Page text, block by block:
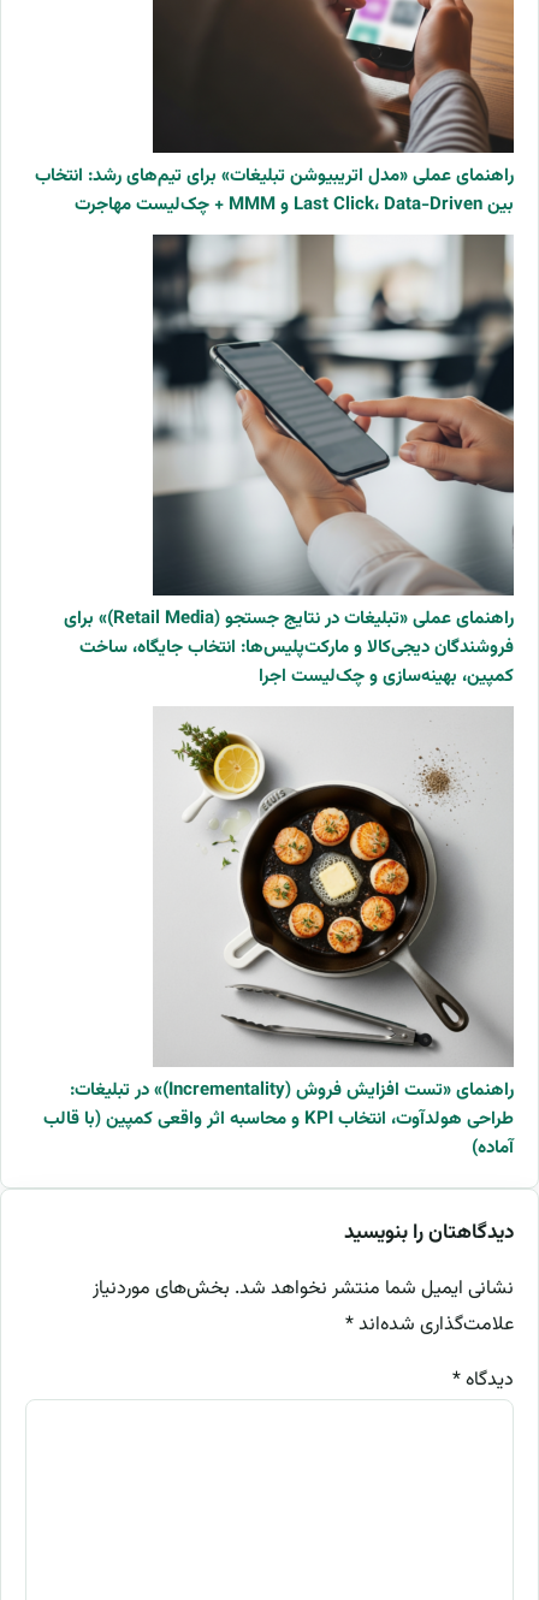
راهنمای عملی «مدل اتریبیوشن تبلیغات» برای تیم‌های رشد: انتخاب
بین Last Click، Data-Driven و MMM + چک‌لیست مهاجرت
راهنمای عملی «تبلیغات در نتایج جستجو (Retail Media)» برای
فروشندگان دیجی‌کالا و مارکت‌پلیس‌ها: انتخاب جایگاه، ساخت
کمپین، بهینه‌سازی و چک‌لیست اجرا
راهنمای «تست افزایش فروش (Incrementality)» در تبلیغات:
طراحی هولدآوت، انتخاب KPI و محاسبه اثر واقعی کمپین (با قالب
آماده)
دیدگاهتان را بنویسید
نشانی ایمیل شما منتشر نخواهد شد. بخش‌های موردنیاز
علامت‌گذاری شده‌اند*
دیدگاه*